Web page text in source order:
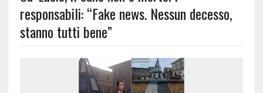
responsabili: “Fake news. Nessun decesso,
stanno tutti bene”